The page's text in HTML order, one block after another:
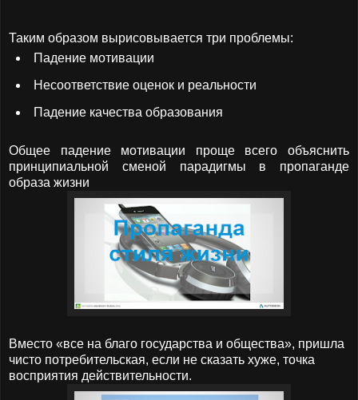
Таким образом вырисовывается три проблемы:
Падение мотивации
Несоответствие оценок и реальности
Падение качества образования
Общее падение мотивации проще всего объяснить
принципиальной сменой парадигмы в пропаганде
образа жизни
Вместо «все на благо государства и общества», пришла
чисто потребительская, если не сказать хуже, точка
восприятия действительности.